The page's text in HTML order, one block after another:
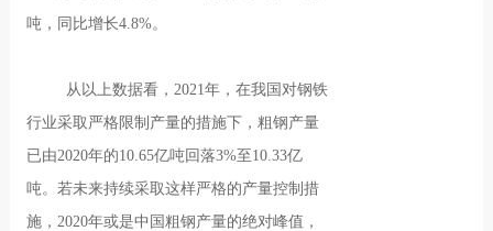
吨，同比增长4.8%。
从以上数据看，2021年，在我国对钢铁
行业采取严格限制产量的措施下，粗钢产量
已由2020年的10.65亿吨回落3%至10.33亿
吨。若未来持续采取这样严格的产量控制措
施，2020年或是中国粗钢产量的绝对峰值，